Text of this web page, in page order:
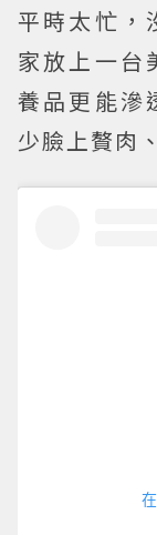
平時太忙，
家放上一台
養品更能滲
少臉上贅肉